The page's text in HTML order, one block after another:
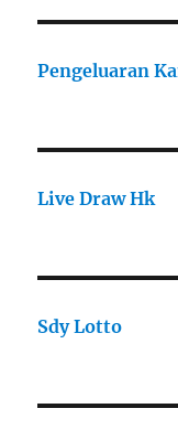
Pengeluaran
Live Draw Hk
Sdy Lotto